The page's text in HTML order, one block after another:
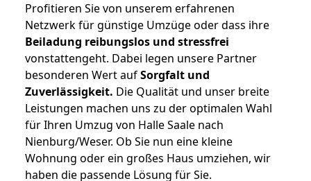
Profitieren Sie von unserem erfahrenen
Netzwerk für günstige Umzüge oder dass ihre
Beiladung reibungslos und stressfrei
vonstattengeht. Dabei legen unsere Partner
besonderen Wert aufSorgfalt und
Zuverlässigkeit. Die Qualität und unser breite
Leistungen machen uns zu der optimalen Wahl
für Ihren Umzug von Halle Saale nach
Nienburg/Weser. Ob Sie nun eine kleine
Wohnung oder ein großes Haus umziehen, wir
haben die passende Lösung für Sie.